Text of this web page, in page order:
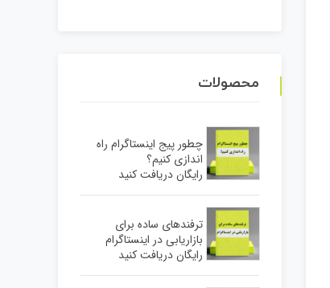
محصولات
چطور پیج اینستاگرام راه
اندازی کنیم؟
رایگان دریافت کنید
ترفندهای ساده برای
بازاریابی در اینستاگرام
رایگان دریافت کنید